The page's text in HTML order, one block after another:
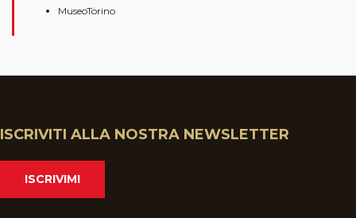
MuseoTorino
ISCRIVITI ALLA NOSTRA NEWSLETTER
ISCRIVIMI